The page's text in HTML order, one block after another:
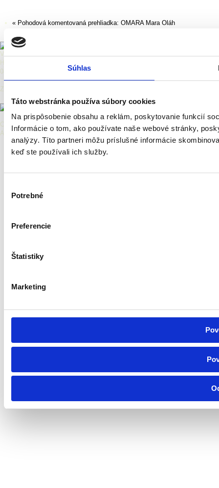
Súhlas
Táto webstránka používa súbory cookies
Na prispôsobenie obsahu a reklám, poskytovanie funkcií
Informácie o tom, ako používate naše webové stránky,
analýzy. Títo partneri môžu príslušné informácie
keď ste používali ich služby.
súhlasu
Potrebné
Preferencie
Štatistiky
Marketing
« Pohodová komentovaná prehliadka: OMARA Mara Oláh
Východoslovenská galéria
Hlavná 27, Košice
040 01 Košice
Zriaďovateľ:
Copyright © 2026 Východoslovenská galéria.
All Rights Reserved.